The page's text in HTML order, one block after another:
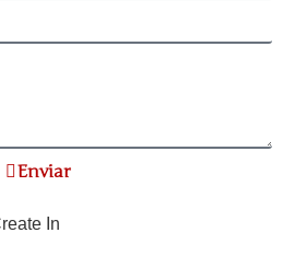
Enviar
In